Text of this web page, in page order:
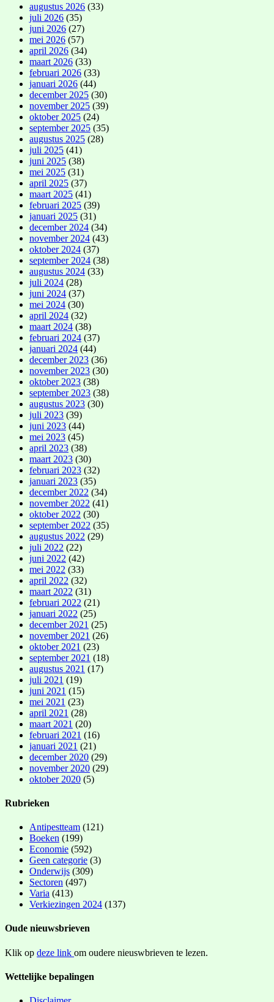
augustus 2026 (33)
juli 2026 (35)
juni 2026 (27)
mei 2026 (57)
april 2026 (34)
maart 2026 (33)
februari 2026 (33)
januari 2026 (44)
december 2025 (30)
november 2025 (39)
oktober 2025 (24)
september 2025 (35)
augustus 2025 (28)
juli 2025 (41)
juni 2025 (38)
mei 2025 (31)
april 2025 (37)
maart 2025 (41)
februari 2025 (39)
januari 2025 (31)
december 2024 (34)
november 2024 (43)
oktober 2024 (37)
september 2024 (38)
augustus 2024 (33)
juli 2024 (28)
juni 2024 (37)
mei 2024 (30)
april 2024 (32)
maart 2024 (38)
februari 2024 (37)
januari 2024 (44)
december 2023 (36)
november 2023 (30)
oktober 2023 (38)
september 2023 (38)
augustus 2023 (30)
juli 2023 (39)
juni 2023 (44)
mei 2023 (45)
april 2023 (38)
maart 2023 (30)
februari 2023 (32)
januari 2023 (35)
december 2022 (34)
november 2022 (41)
oktober 2022 (30)
september 2022 (35)
augustus 2022 (29)
juli 2022 (22)
juni 2022 (42)
mei 2022 (33)
april 2022 (32)
maart 2022 (31)
februari 2022 (21)
januari 2022 (25)
december 2021 (25)
november 2021 (26)
oktober 2021 (23)
september 2021 (18)
augustus 2021 (17)
juli 2021 (19)
juni 2021 (15)
mei 2021 (23)
april 2021 (28)
maart 2021 (20)
februari 2021 (16)
januari 2021 (21)
december 2020 (29)
november 2020 (29)
oktober 2020 (5)
Rubrieken
Antipestteam (121)
Boeken (199)
Economie (592)
Geen categorie (3)
Onderwijs (309)
Sectoren (497)
Varia (413)
Verkiezingen 2024 (137)
Oude nieuwsbrieven
Klik op deze link om oudere nieuswbrieven te lezen.
Wettelijke bepalingen